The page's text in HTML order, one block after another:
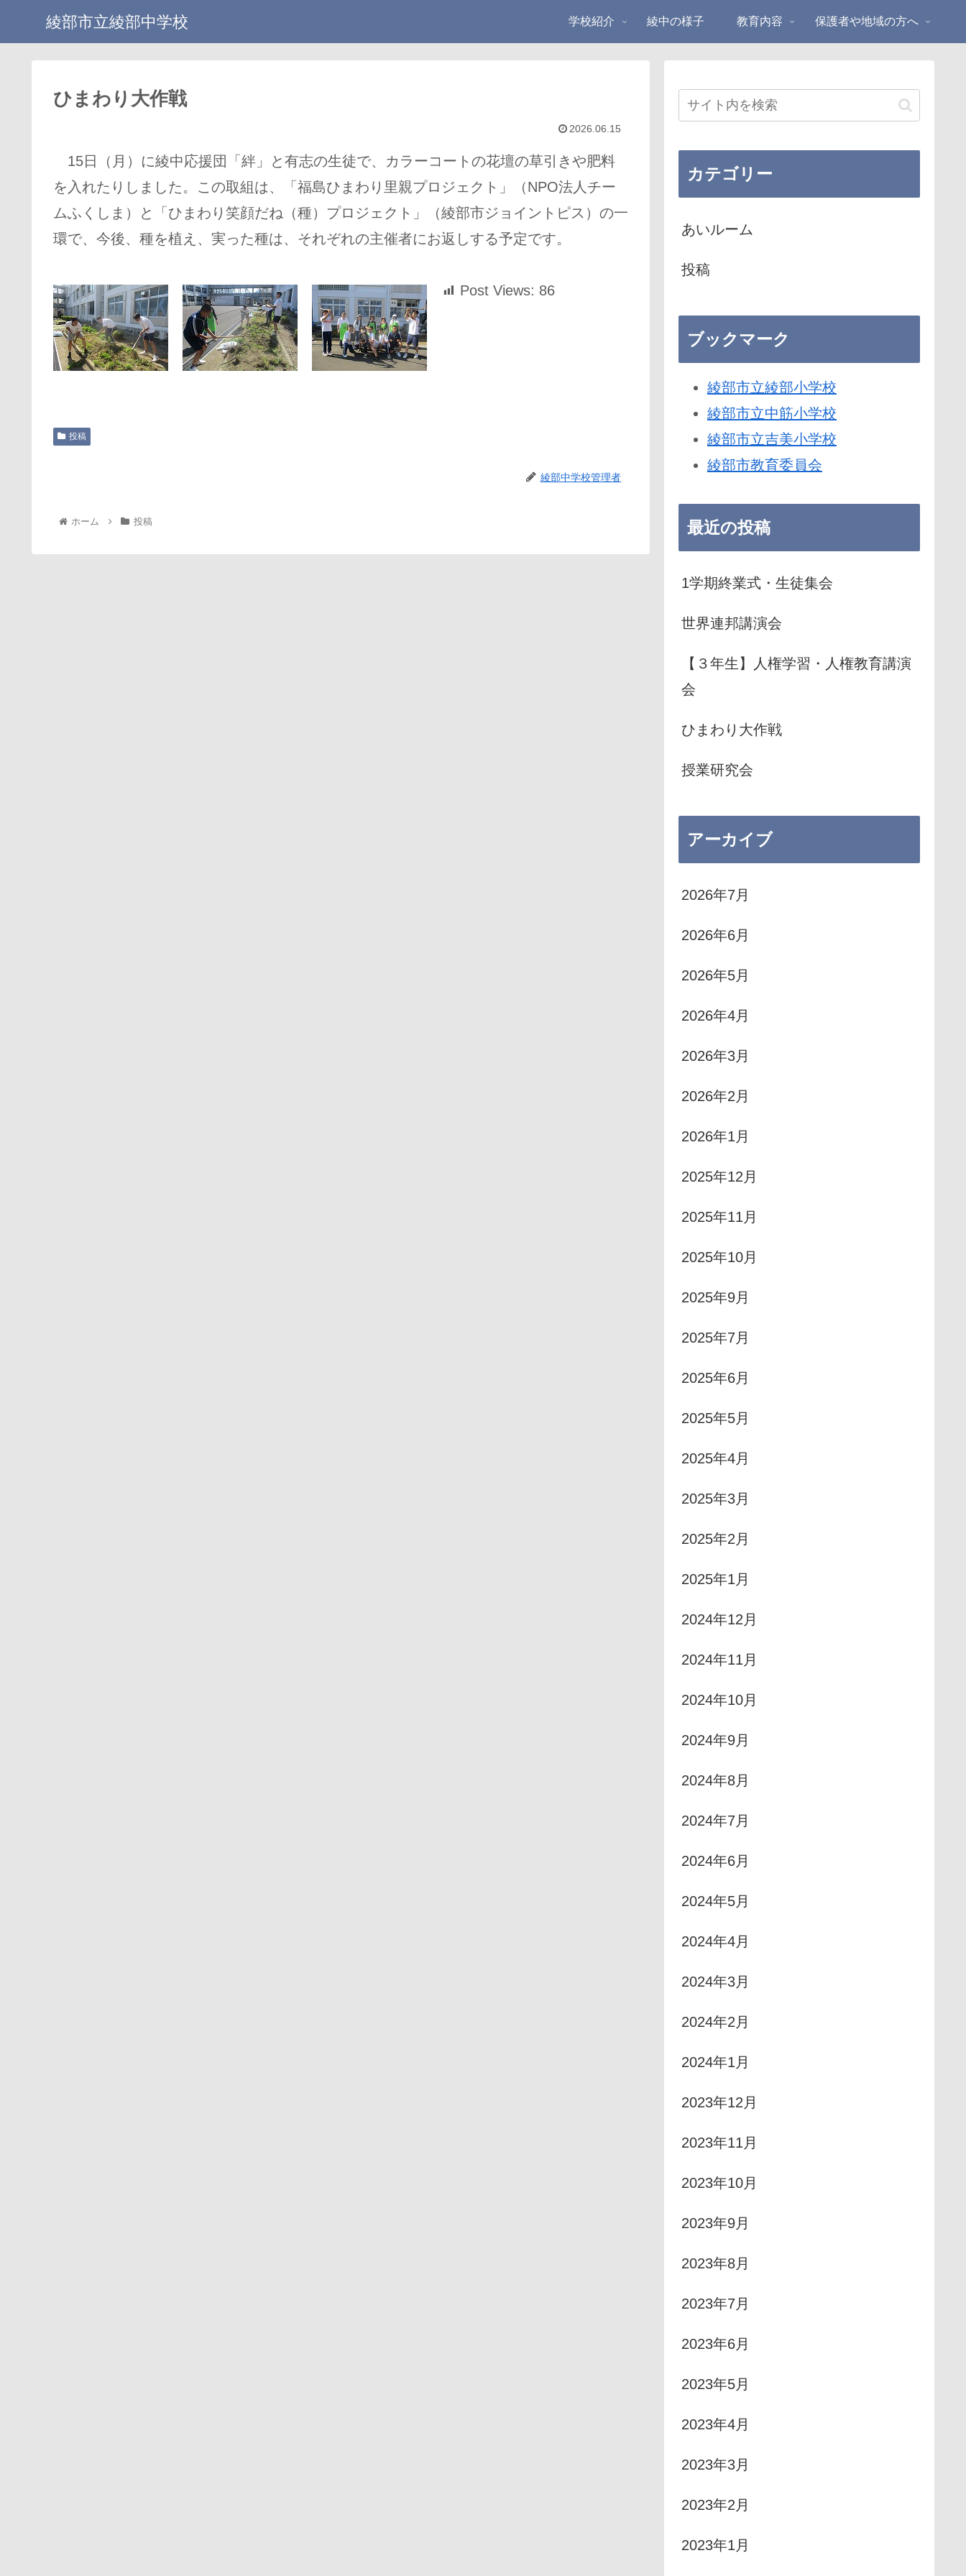
綾部市立綾部中学校 学校紹介 綾中の様子 教育内容 保護者や地域の方へ
ひまわり大作戦
2026.06.15
15日（月）に綾中応援団「絆」と有志の生徒で、カラーコートの花壇の草引きや肥料
を入れたりしました。この取組は、「福島ひまわり里親プロジェクト」（NPO法人チー
ムふくしま）と「ひまわり笑顔だね（種）プロジェクト」（綾部市ジョイントピス）の一
環で、今後、種を植え、実った種は、それぞれの主催者にお返しする予定です。
Post Views: 86
投稿
綾部中学校管理者
ホーム 投稿
カテゴリー
あいルーム
投稿
ブックマーク
綾部市立綾部小学校
綾部市立中筋小学校
綾部市立吉美小学校
綾部市教育委員会
最近の投稿
1学期終業式・生徒集会
世界連邦講演会
【３年生】人権学習・人権教育講演
会
ひまわり大作戦
授業研究会
アーカイブ
2026年7月
2026年6月
2026年5月
2026年4月
2026年3月
2026年2月
2026年1月
2025年12月
2025年11月
2025年10月
2025年9月
2025年7月
2025年6月
2025年5月
2025年4月
2025年3月
2025年2月
2025年1月
2024年12月
2024年11月
2024年10月
2024年9月
2024年8月
2024年7月
2024年6月
2024年5月
2024年4月
2024年3月
2024年2月
2024年1月
2023年12月
2023年11月
2023年10月
2023年9月
2023年8月
2023年7月
2023年6月
2023年5月
2023年4月
2023年3月
2023年2月
2023年1月